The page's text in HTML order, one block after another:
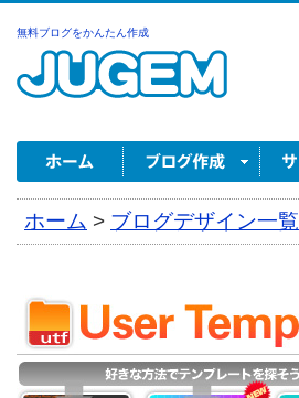
無料ブログをかんたん作成
ホーム > ブログデザイン一覧